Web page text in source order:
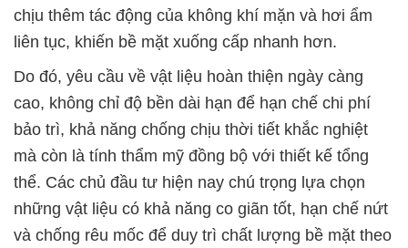
chịu thêm tác động của không khí mặn và hơi ẩm
liên tục, khiến bề mặt xuống cấp nhanh hơn.
Do đó, yêu cầu về vật liệu hoàn thiện ngày càng
cao, không chỉ độ bền dài hạn để hạn chế chi phí
bảo trì, khả năng chống chịu thời tiết khắc nghiệt
mà còn là tính thẩm mỹ đồng bộ với thiết kế tổng
thể. Các chủ đầu tư hiện nay chú trọng lựa chọn
những vật liệu có khả năng co giãn tốt, hạn chế nứt
và chống rêu mốc để duy trì chất lượng bề mặt theo